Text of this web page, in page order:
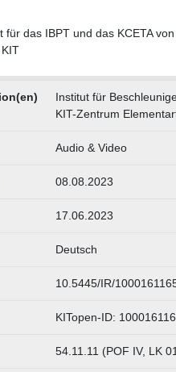
für das IBPT und das KCETA
Institut für
KIT-Zentrum
Audio & Video
08.08.2023
17.06.2023
Deutsch
10.5445/IR/
KITopen-ID:
54.11.11 (POF IV, LK